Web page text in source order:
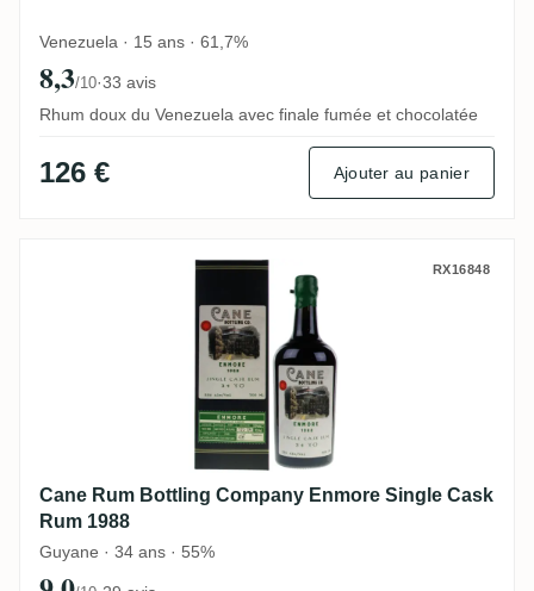
Venezuela · 15 ans · 61,7%
8,3/10·33 avis
Rhum doux du Venezuela avec finale fumée et chocolatée
126 € Ajouter au panier
Cane Rum Bottling Company Enmore
RX16848
Cane Rum Bottling Company Enmore Single Cask
Rum 1988
Guyane · 34 ans · 55%